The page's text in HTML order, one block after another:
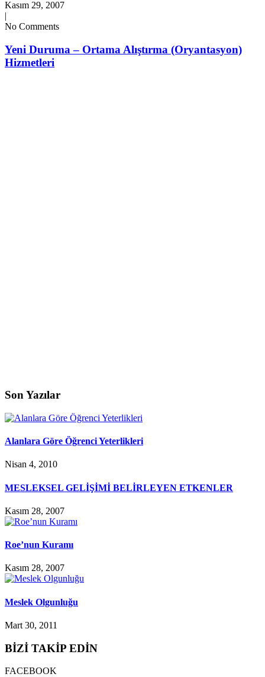
Kasım 29, 2007
|
No Comments
Yeni Duruma – Ortama Alıştırma (Oryantasyon)
Hizmetleri
Son Yazılar
Alanlara Göre Öğrenci Yeterlikleri
Nisan 4, 2010
MESLEKSEL GELİŞİMİ BELİRLEYEN ETKENLER
Kasım 28, 2007
Roe’nun Kuramı
Kasım 28, 2007
Meslek Olgunluğu
Mart 30, 2011
BİZİ TAKİP EDİN
FACEBOOK